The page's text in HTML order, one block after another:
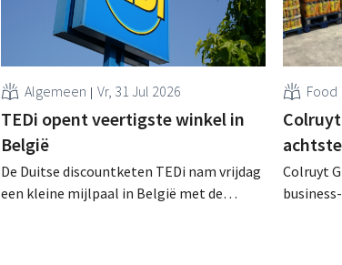
Algemeen Vr, 31 Jul 2026
TEDi opent veertigste winkel in
België
De Duitse discountketen TEDi nam vrijdag
een kleine mijlpaal in België met de
Food
Colruyt